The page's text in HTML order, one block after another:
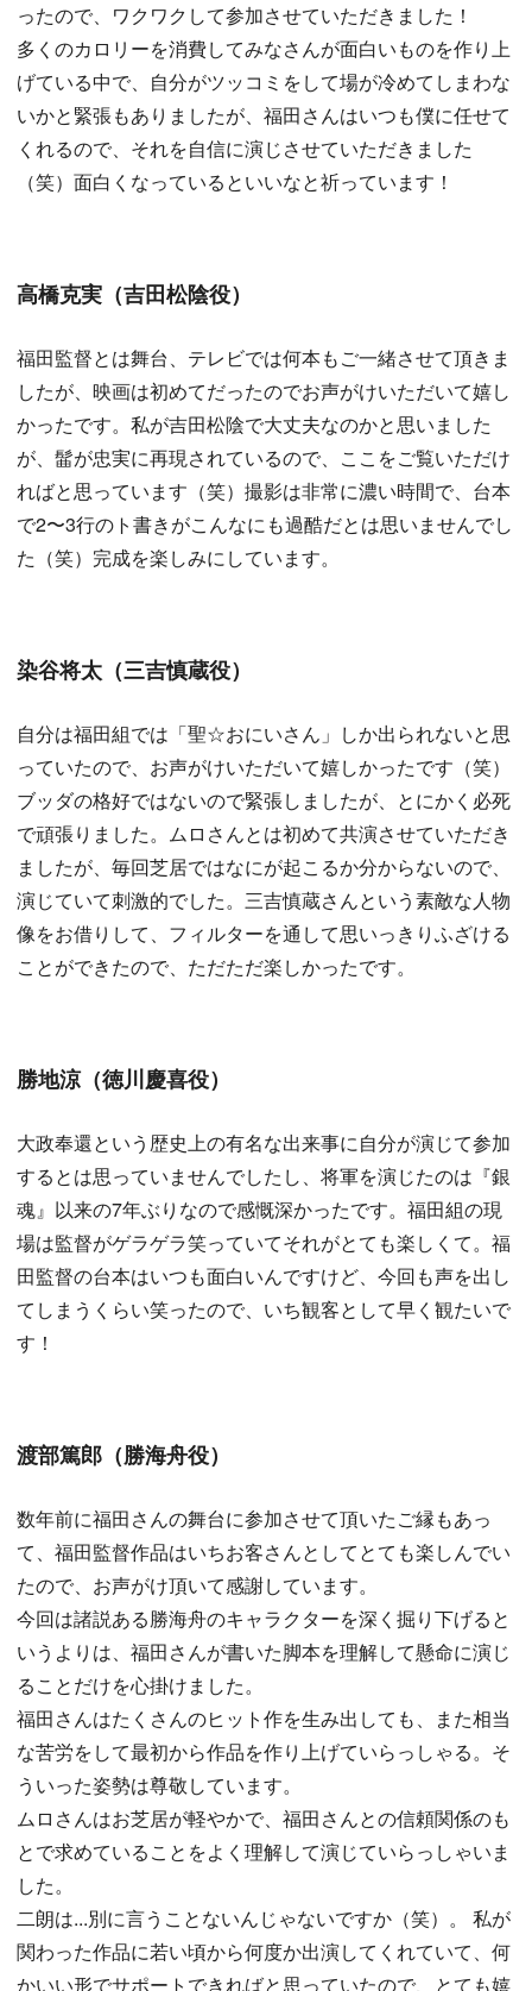
ったので、ワクワクして参加させていただきました！
多くのカロリーを消費してみなさんが面白いものを作り上
げている中で、自分がツッコミをして場が冷めてしまわな
いかと緊張もありましたが、福田さんはいつも僕に任せて
くれるので、それを自信に演じさせていただきました
（笑）面白くなっているといいなと祈っています！
高橋克実（吉田松陰役）
福田監督とは舞台、テレビでは何本もご一緒させて頂きま
したが、映画は初めてだったのでお声がけいただいて嬉し
かったです。私が吉田松陰で大丈夫なのかと思いました
が、髷が忠実に再現されているので、ここをご覧いただけ
ればと思っています（笑）撮影は非常に濃い時間で、台本
で2〜3行のト書きがこんなにも過酷だとは思いませんでし
た（笑）完成を楽しみにしています。
染谷将太（三吉慎蔵役）
自分は福田組では「聖☆おにいさん」しか出られないと思
っていたので、お声がけいただいて嬉しかったです（笑）
ブッダの格好ではないので緊張しましたが、とにかく必死
で頑張りました。ムロさんとは初めて共演させていただき
ましたが、毎回芝居ではなにが起こるか分からないので、
演じていて刺激的でした。三吉慎蔵さんという素敵な人物
像をお借りして、フィルターを通して思いっきりふざける
ことができたので、ただただ楽しかったです。
勝地涼（徳川慶喜役）
大政奉還という歴史上の有名な出来事に自分が演じて参加
するとは思っていませんでしたし、将軍を演じたのは『銀
魂』以来の7年ぶりなので感慨深かったです。福田組の現
場は監督がゲラゲラ笑っていてそれがとても楽しくて。福
田監督の台本はいつも面白いんですけど、今回も声を出し
てしまうくらい笑ったので、いち観客として早く観たいで
す！
渡部篤郎（勝海舟役）
数年前に福田さんの舞台に参加させて頂いたご縁もあっ
て、福田監督作品はいちお客さんとしてとても楽しんでい
たので、お声がけ頂いて感謝しています。
今回は諸説ある勝海舟のキャラクターを深く掘り下げると
いうよりは、福田さんが書いた脚本を理解して懸命に演じ
ることだけを心掛けました。
福田さんはたくさんのヒット作を生み出しても、また相当
な苦労をして最初から作品を作り上げていらっしゃる。そ
ういった姿勢は尊敬しています。
ムロさんはお芝居が軽やかで、福田さんとの信頼関係のも
とで求めていることをよく理解して演じていらっしゃいま
した。
二朗は...別に言うことないんじゃないですか（笑）。 私が
関わった作品に若い頃から何度か出演してくれていて、何
かいい形でサポートできればと思っていたので、とても嬉